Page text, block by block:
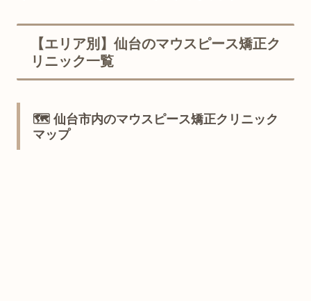
【エリア別】仙台のマウスピース矯正ク
リニック一覧
🗺️ 仙台市内のマウスピース矯正クリニック
マップ